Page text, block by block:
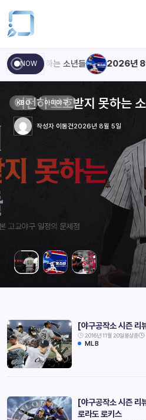
NOW
지 못하는 소년들 2026년 8월 4일
KBO MLB
매점 앞에서 사라지는
작성자 박태신2026년 8월 5일
KBO 아마야구
여전히 보호받지 못하는
작성자 이동건2026년 8월 5일
KBO 스카우팅 리포트
2026 KBO리그 외국
– 삼성 라이온즈 오스
KBO 스카우팅 리포트
2026 KBO리그 외국
– LG 트윈스 카를로스
KBO MLB
같은 스윙이 매번 같지
작성자 서연우2026년 7월 27일
KBO 스카우팅 리포트
2026 KBO리그 외국
– SSG 랜더스 블라이
2026년 7월 23일
KBO MLB
매점 앞에서 사라지는
작성자 박태신2026년 8월 5일
KBO 아마야구
여전히 보호받지 못하는
작성자 이동건2026년 8월 5일
KBO 스카우팅 리포트
2026 KBO리그 외국인 선수
– 삼성 라이온즈 오스틴 보스
KBO 스카우팅 리포트
2026 KBO리그 외국인 선수
– LG 트윈스 카를로스 카라
KBO MLB
같은 스윙이 매번 같지 않은
작성자 서연우2026년 7월 27일
KBO 스카우팅 리포트
2026 KBO리그 외국인 선수
– SSG 랜더스 블라이 마드
KBO MLB
매점 앞에서 사라지는 한 이
작성자 박태신2026년 8월 5일
KBO 아마야구
여전히 보호받지 못하는 소
작성자 이동건2026년 8월 5일
KBO 스카우팅 리포트
2026 KBO리그 외국인 선수
– 삼성 라이온즈 오스틴 보스
KBO 스카우팅 리포트
2026 KBO리그 외국인 선수
– LG 트윈스 카를로스 카라
KBO MLB
같은 스윙이 매번 같지 않은
작성자 서연우2026년 7월 27일
KBO 스카우팅 리포트
2026 KBO리그 외국인 선수
– SSG 랜더스 블라이 마드
[야구공작소 시즌 리
2016년 11월 20일봉상훈
MLB
[야구공작소 시즌 리
로라도 로키스